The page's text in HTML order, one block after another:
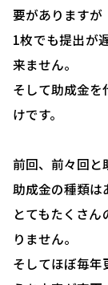
要がありますが
1枚でも提出が
来ません。
そして助成金を
けです。
前回、前々回と
助成金の種類は
とてもたくさ
りません。
そしてほぼ毎年